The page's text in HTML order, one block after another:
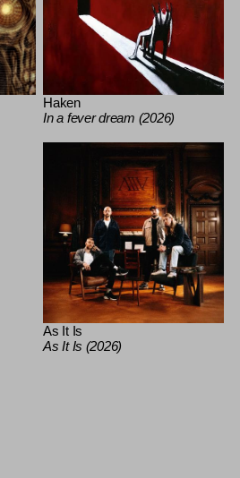
Haken
In a fever dream (2026)
As It Is
As It Is (2026)